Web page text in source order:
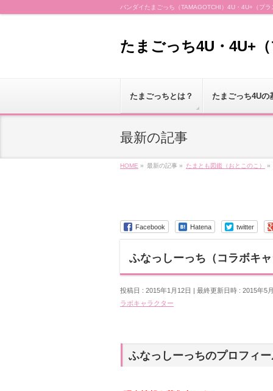
バンダイたまごっち（TAMAGOTCHI）4U・4U+（プ
たまごっち4U・4U+
たまごっちとは？ たまごっち4Uの
最新の記事
HOME » 最新の記事 » たまとも図鑑（おとこのこ） »
Facebook Hatena twitter
ふなっしーっち（コラボキャ
投稿日 : 2015年1月12日 最終更新日時 : 2015年5
ラボキャラクター
ふなっしーっちのプロフィ